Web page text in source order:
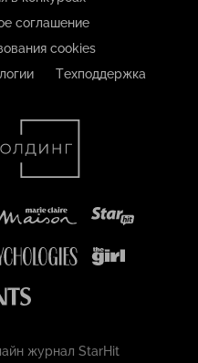
соглашение
cookies
Техподдержка
журнал StarHit